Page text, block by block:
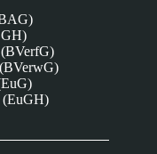
(BVerfG)
(EuGH)